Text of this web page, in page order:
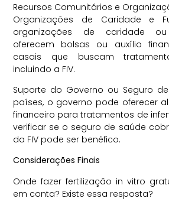
Recursos Comunitários e
Organizações de Caridade e
organizações de caridade
oferecem bolsas ou auxílio
casais que buscam
incluindo a FIV.
Suporte do Governo ou Seguro
países, o governo pode oferecer
financeiro para tratamentos de
verificar se o seguro de saúde
da FIV pode ser benéfico.
Considerações Finais
Onde fazer fertilização in vitro
em conta? Existe essa resposta?